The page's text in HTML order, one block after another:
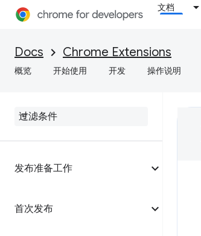
文档
Docs Chrome Extensions
概览 开始使用 开发 操作说明
发布准备工作
首次发布